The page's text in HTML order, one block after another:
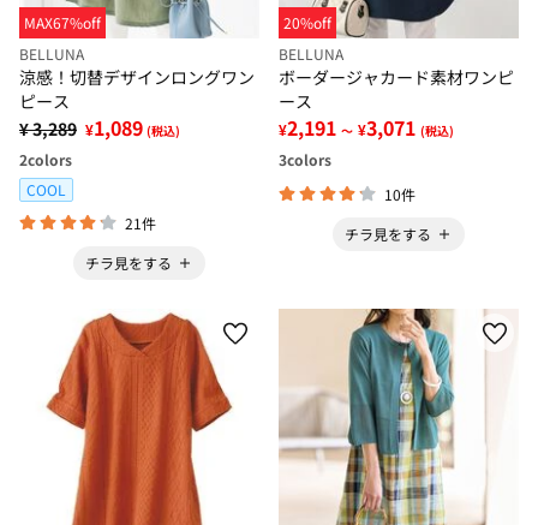
MAX67%off
BELLUNA
涼感！切替デザインロングワン
ピース
¥ 3,289 ¥1,089 (税込)
2colors
COOL
21件
チラ見をする
20%off
BELLUNA
ボーダージャカード素材ワンピ
ース
¥2,191 ～ ¥3,071 (税込)
3colors
10件
チラ見をする